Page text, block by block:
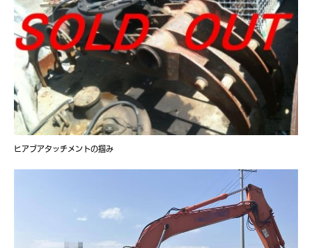
ヒアブアタッチメントの掴み